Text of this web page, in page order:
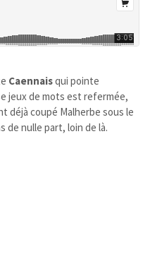
Caennaisqui pointe
jeux de mots est refermée,
déjà coupé Malherbe sous le
de nulle part, loin de là.